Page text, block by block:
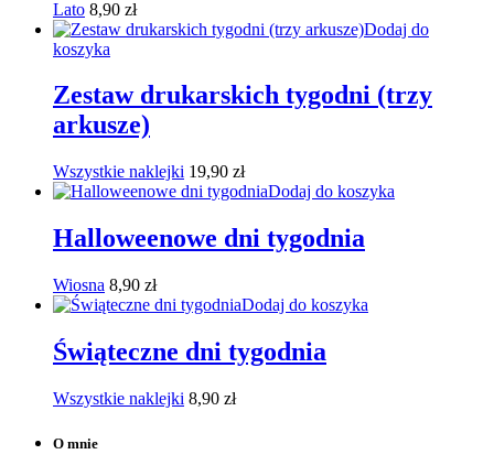
Lato 8,90 zł
Dodaj do
koszyka
Zestaw drukarskich tygodni (trzy
arkusze)
Wszystkie naklejki 19,90 zł
Dodaj do koszyka
Halloweenowe dni tygodnia
Wiosna 8,90 zł
Dodaj do koszyka
Świąteczne dni tygodnia
Wszystkie naklejki 8,90 zł
O mnie